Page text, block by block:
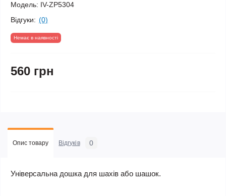
Модель: IV-ZP5304
Відгуки: (0)
Немає в наявності
560 грн
Опис товару Відгуків 0
Універсальна дошка для шахів або шашок.